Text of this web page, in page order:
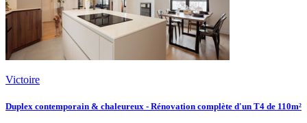
Victoire
Duplex contemporain & chaleureux - Rénovation complète d'un T4 de 110m²